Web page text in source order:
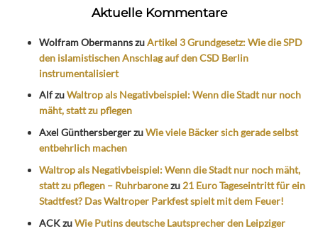
Aktuelle Kommentare
Wolfram ObermannszuArtikel 3 Grundgesetz: Wie die SPD
den islamistischen Anschlag auf den CSD Berlin
instrumentalisiert
AlfzuWaltrop als Negativbeispiel: Wenn die Stadt nur noch
mäht, statt zu pflegen
Axel GünthersbergerzuWie viele Bäcker sich gerade selbst
entbehrlich machen
Waltrop als Negativbeispiel: Wenn die Stadt nur noch mäht,
statt zu pflegen – Ruhrbaronezu 21 Euro Tageseintritt für ein
Stadtfest? Das Waltroper Parkfest spielt mit dem Feuer!
ACKzuWie Putins deutsche Lautsprecher den Leipziger